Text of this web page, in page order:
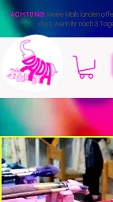
ACHTUNG:Meine Mails landen
dort, wenn Ihr nach 3